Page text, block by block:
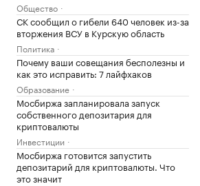
Общество
СК сообщил о гибели 640 человек из-за
вторжения ВСУ в Курскую область
Политика
Почему ваши совещания бесполезны и
как это исправить: 7 лайфхаков
Образование
Мосбиржа запланировала запуск
собственного депозитария для
криптовалюты
Инвестиции
Мосбиржа готовится запустить
депозитарий для криптовалюты. Что
это значит